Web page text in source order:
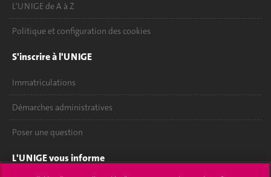
L'UNIGE de A à Z
Politique et configuration des cookies
S'inscrire à l'UNIGE
Immatriculations
Démarches administratives
Poser une question
L'UNIGE vous informe